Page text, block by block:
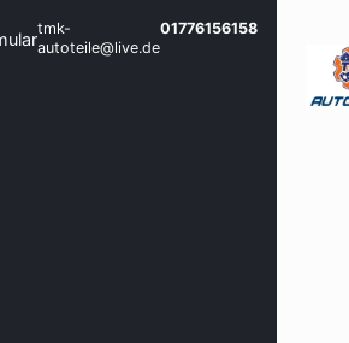
tmk-
autoteile@live.de
01776156158